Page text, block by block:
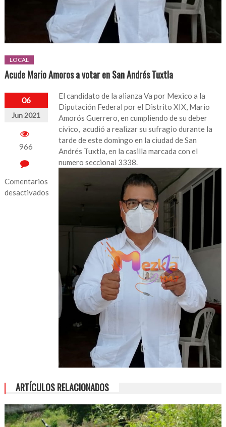
LOCAL
Acude Mario Amoros a votar en San Andrés Tuxtla
06
Jun 2021
966
Comentarios
desactivados
El candidato de la alianza Va por Mexico a la
Diputación Federal por el Distrito XIX, Mario
Amorós Guerrero, en cumpliendo de su deber
cívico, acudió a realizar su sufragio durante la
tarde de este domingo en la ciudad de San
Andrés Tuxtla, en la casilla marcada con el
numero seccional 3338.
ARTÍCULOS RELACIONADOS